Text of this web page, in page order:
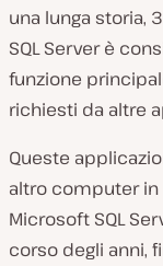
una lunga storia,
SQL Server è
funzione
richiesti da altre
Queste
altro computer
Microsoft SQL
corso degli anni,